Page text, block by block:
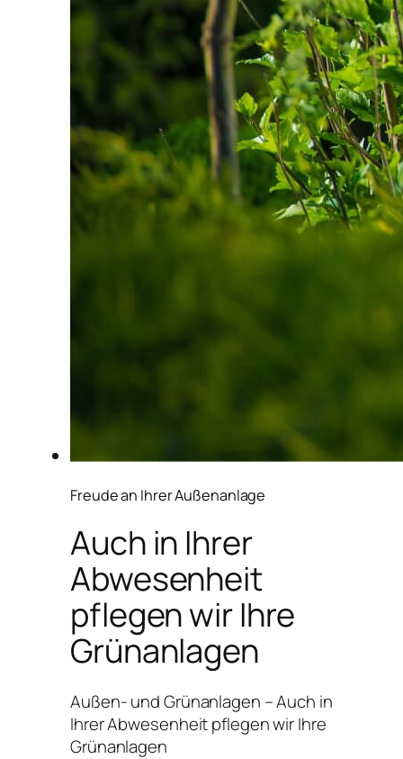
Freude an Ihrer Außenanlage
Auch in Ihrer
Abwesenheit
pflegen wir Ihre
Grünanlagen
Außen- und Grünanlagen – Auch in
Ihrer Abwesenheit pflegen wir Ihre
Grünanlagen